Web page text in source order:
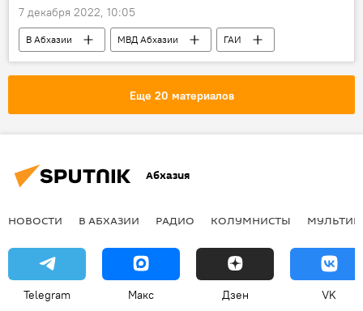
7 декабря 2022, 10:05
В Абхазии МВД Абхазии
ГАИ
Сухум
Абхазия
Еще 20 материалов
Абхазия
НОВОСТИ В АБХАЗИИ РАДИО КОЛУМНИСТЫ
Telegram Макс Дзен VK